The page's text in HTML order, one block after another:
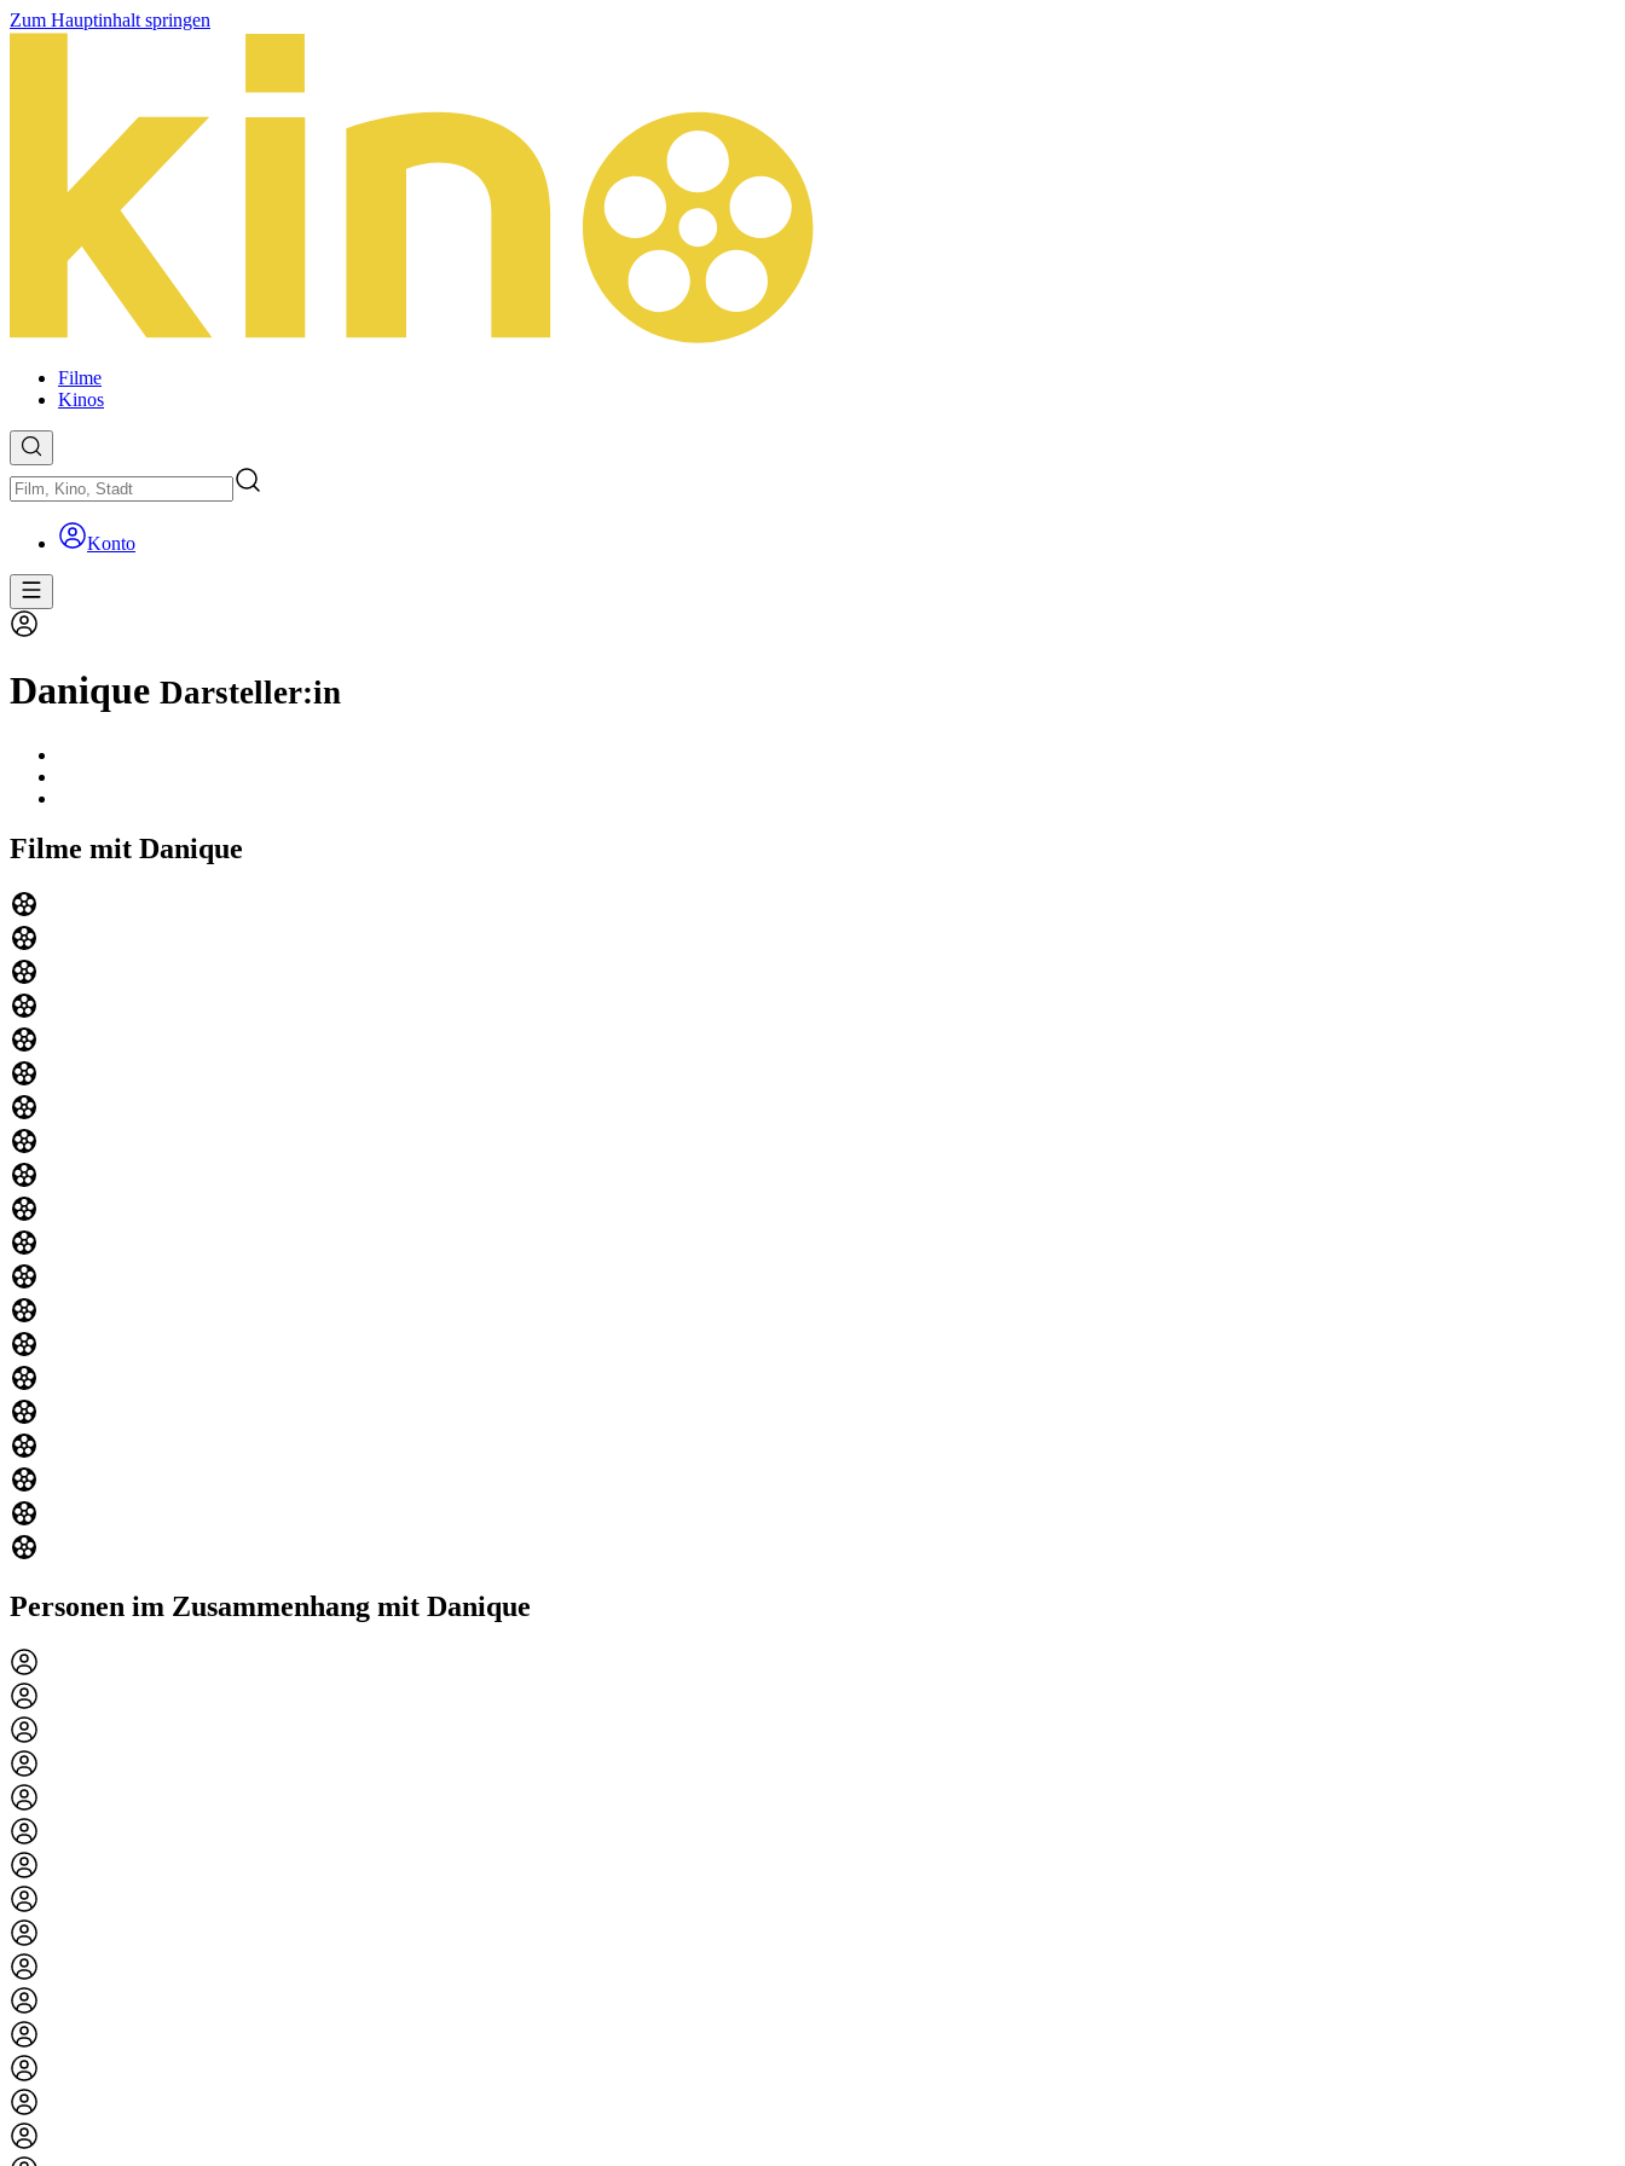
Zum Hauptinhalt springen
Filme
Kinos
Konto
Danique Darsteller:in
Filme mit Danique
Personen im Zusammenhang mit Danique